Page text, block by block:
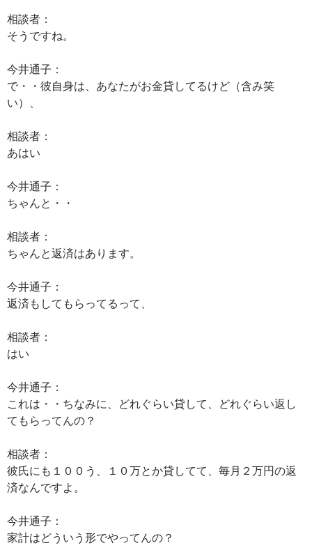
相談者：
そうですね。
今井通子：
で・・彼自身は、あなたがお金貸してるけど（含み笑
い）、
相談者：
あはい
今井通子：
ちゃんと・・
相談者：
ちゃんと返済はあります。
今井通子：
返済もしてもらってるって、
相談者：
はい
今井通子：
これは・・ちなみに、どれぐらい貸して、どれぐらい返し
てもらってんの？
相談者：
彼氏にも１００う、１０万とか貸してて、毎月２万円の返
済なんですよ。
今井通子：
家計はどういう形でやってんの？